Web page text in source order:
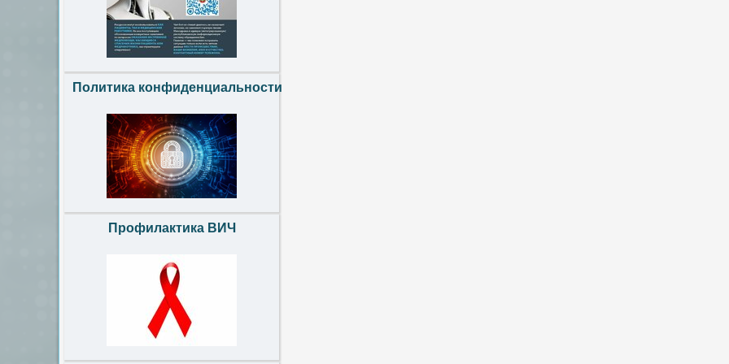
Политика конфиденциальности
Профилактика ВИЧ